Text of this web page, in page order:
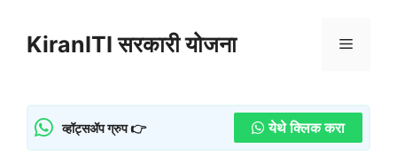
KiranITI सरकारी योजना Menu
व्हॉट्सॲप ग्रुप 👉 येथे क्लिक करा